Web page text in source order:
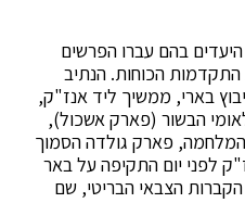
בהם עברו הפרשים
הכוחות. הנתיב
בארי, ממשיך ליד אנז"ק,
הבשור (פארק אשכול),
פארק גולדה הסמוך
לפני יום התקיפה על באר
הצבאי הבריטי, שם